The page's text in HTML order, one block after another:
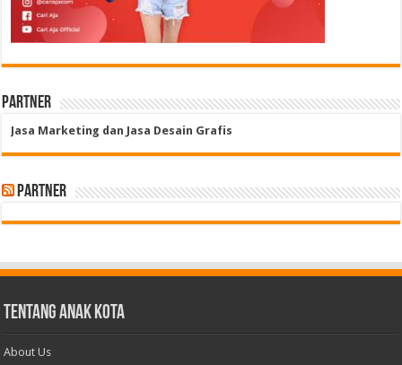
Partner
Jasa Marketing dan Jasa Desain Grafis
Partner
Tentang Anak Kota
About Us